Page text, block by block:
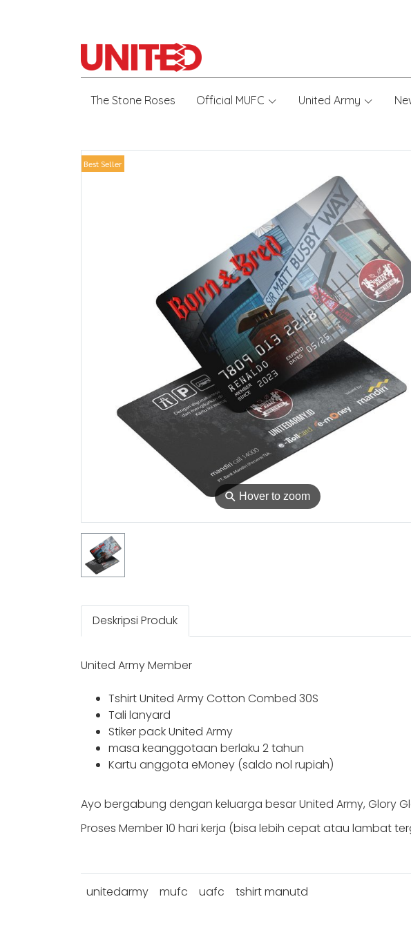
The Stone Roses Official MUFC United Army
⚲ Hover to zoom
Best Seller
Deskripsi Produk
United Army Member
Tshirt United Army Cotton Combed 30S
Tali lanyard
Stiker pack United Army
masa keanggotaan berlaku 2 tahun
Kartu anggota eMoney (saldo nol rupiah)
Ayo bergabung dengan keluarga besar United Army, Glory
Proses Member 10 hari kerja (bisa lebih cepat atau lambat
unitedarmy mufc uafc tshirt manutd